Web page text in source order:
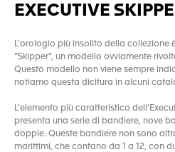
EXECUTIVE
L'orologio più insolito della collezione
“Skipper”, un modello ovviamente
Questo modello non viene sempre
notiamo questa dicitura in alcuni
L'elemento più caratteristico
presenta una serie di bandiere, nove
doppie. Queste bandiere non sono
marittimi, che contano da 1 a 12, con